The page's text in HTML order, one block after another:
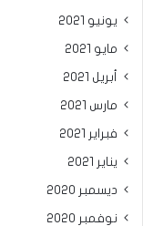
يونيو 2021
مايو 2021
أبريل 2021
مارس 2021
فبراير 2021
يناير 2021
ديسمبر 2020
نوفمبر 2020